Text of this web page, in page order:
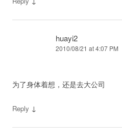
huayi2
2010/08/21 at 4:07 PM
为了身体着想，还是去大公司
Reply ↓